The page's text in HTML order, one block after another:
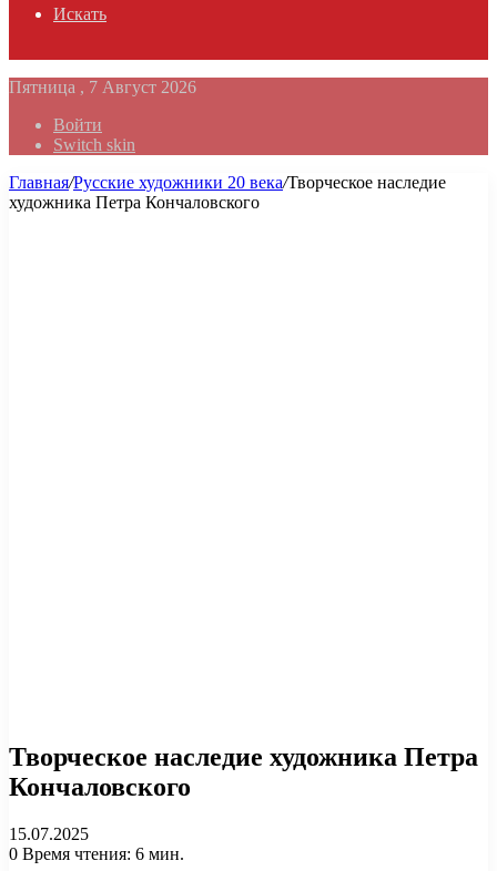
Искать
Пятница , 7 Август 2026
Войти
Switch skin
Главная/Русские художники 20 века/Творческое наследие
художника Петра Кончаловского
Творческое наследие художника Петра
Кончаловского
15.07.2025
0 Время чтения: 6 мин.